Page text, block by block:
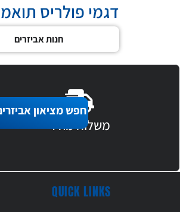
חפש מציאון
דגמי פולריס
חנות אביזרים
משלוח מהיר
QUICK LINKS